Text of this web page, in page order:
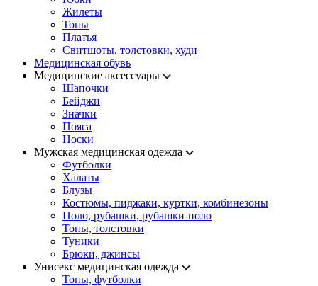
Жилеты
Топы
Платья
Свитшоты, толстовки, худи
Медицинская обувь
Медицинские аксессуары
Шапочки
Бейджи
Значки
Пояса
Носки
Мужская медицинская одежда
Футболки
Халаты
Блузы
Костюмы, пиджаки, куртки, комбинезоны
Поло, рубашки, рубашки-поло
Топы, толстовки
Туники
Брюки, джинсы
Унисекс медицинская одежда
Топы, футболки